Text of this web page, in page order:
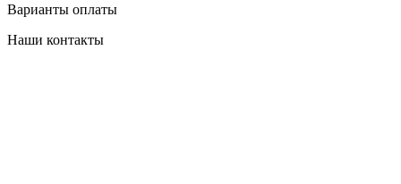
Варианты оплаты
Наши контакты